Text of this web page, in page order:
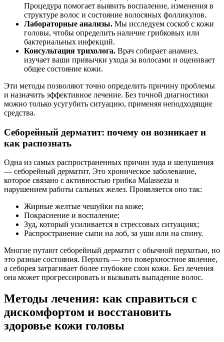
Процедура помогает выявить воспаление, изменения в
структуре волос и состояние волосяных фолликулов.
Лабораторные анализы. Мы исследуем соскоб с кожи
головы, чтобы определить наличие грибковых или
бактериальных инфекций.
Консультация трихолога. Врач собирает анамнез,
изучает ваши привычки ухода за волосами и оценивает
общее состояние кожи.
Эти методы позволяют точно определить причину проблемы
и назначить эффективное лечение. Без точной диагностики
можно только усугубить ситуацию, применяя неподходящие
средства.
Себорейный дерматит: почему он возникает и
как распознать
Одна из самых распространенных причин зуда и шелушения
— себорейный дерматит. Это хроническое заболевание,
которое связано с активностью грибка Malassezia и
нарушением работы сальных желез. Проявляется оно так:
Жирные желтые чешуйки на коже;
Покраснение и воспаление;
Зуд, который усиливается в стрессовых ситуациях;
Распространение сыпи на лоб, за уши или на спину.
Многие путают себорейный дерматит с обычной перхотью, но
это разные состояния. Перхоть — это поверхностное явление,
а себорея затрагивает более глубокие слои кожи. Без лечения
она может прогрессировать и вызывать выпадение волос.
Методы лечения: как справиться с
дискомфортом и восстановить
здоровье кожи головы